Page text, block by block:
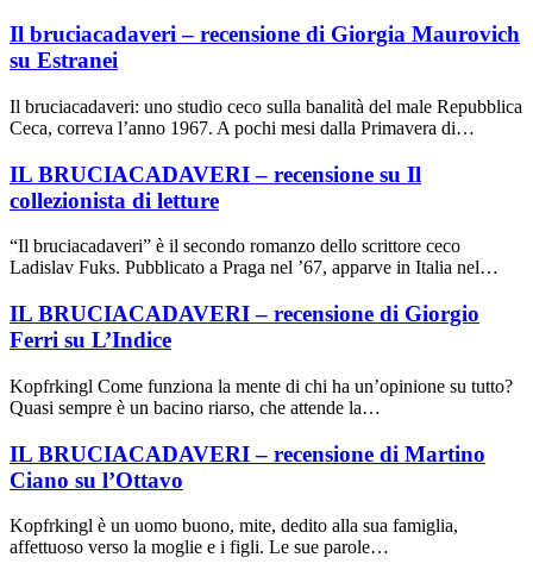
Il bruciacadaveri – recensione di Giorgia Maurovich
su Estranei
Il bruciacadaveri: uno studio ceco sulla banalità del male Repubblica
Ceca, correva l’anno 1967. A pochi mesi dalla Primavera di…
IL BRUCIACADAVERI – recensione su Il
collezionista di letture
“Il bruciacadaveri” è il secondo romanzo dello scrittore ceco
Ladislav Fuks. Pubblicato a Praga nel ’67, apparve in Italia nel…
IL BRUCIACADAVERI – recensione di Giorgio
Ferri su L’Indice
Kopfrkingl Come funziona la mente di chi ha un’opinione su tutto?
Quasi sempre è un bacino riarso, che attende la…
IL BRUCIACADAVERI – recensione di Martino
Ciano su l’Ottavo
Kopfrkingl è un uomo buono, mite, dedito alla sua famiglia,
affettuoso verso la moglie e i figli. Le sue parole…